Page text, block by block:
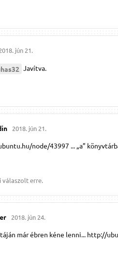
jún 21.
Javítva.
2018. jún 21.
node/43997 ... „a”
válaszolt erre.
2018. jún 24.
már ébren kéne lenni... http://